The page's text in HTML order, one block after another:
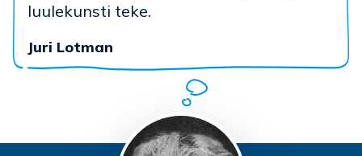
luulekunsti teke.
Juri Lotman